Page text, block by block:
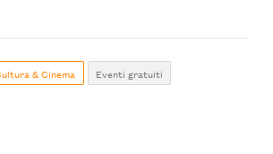
& Cinema Eventi gratuiti